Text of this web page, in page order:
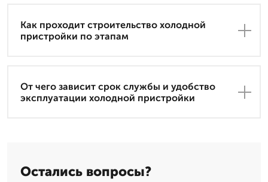
Как проходит строительство холодной
пристройки по этапам
От чего зависит срок службы и удобство
эксплуатации холодной пристройки
Остались вопросы?